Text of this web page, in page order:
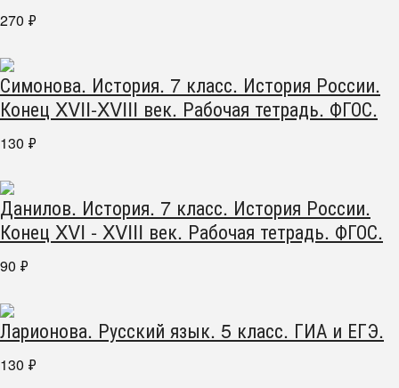
270 ₽
Симонова. История. 7 класс. История России.
Конец XVII-XVIII век. Рабочая тетрадь. ФГОС.
130 ₽
Данилов. История. 7 класс. История России.
Конец XVI - XVIII век. Рабочая тетрадь. ФГОС.
90 ₽
Ларионова. Русский язык. 5 класс. ГИА и ЕГЭ.
130 ₽